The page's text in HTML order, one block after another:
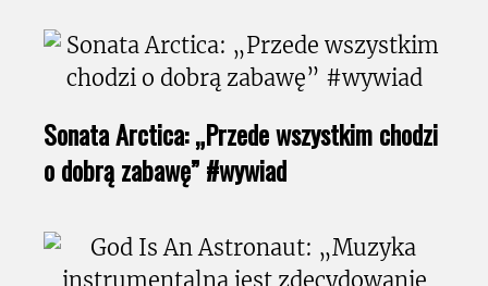
Sonata Arctica: „Przede wszystkim chodzi
o dobrą zabawę” #wywiad